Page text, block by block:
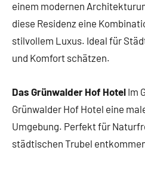
einem modernen
diese Residenz eine
stilvollem Luxus. Ideal für
und Komfort schätzen.
Das Grünwalder Hof Hotel Im
Grünwalder Hof Hotel eine
Umgebung. Perfekt für
städtischen Trubel